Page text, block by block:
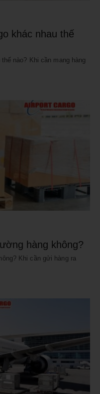
khác nhau thế
nào? Khi cần mang hàng
hàng không?
Khi cần gửi hàng ra